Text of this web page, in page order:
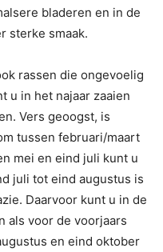
bladeren en in de
sterke smaak.
rassen die ongevoelig
u in het najaar zaaien
Vers geoogst, is
tussen februari/maart
mei en eind juli kunt u
juli tot eind augustus is
Daarvoor kunt u in de
als voor de voorjaars
en eind oktober